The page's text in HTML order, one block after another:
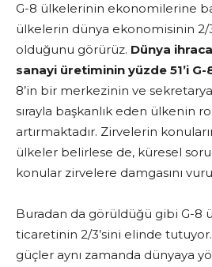
G-8 ülkelerinin ekonomilerine
ülkelerin dünya ekonomisinin 2/
olduğunu görürüz. Dünya
sanayi üretiminin yüzde 51’i
8’in bir merkezinin ve
sırayla başkanlık eden ülkenin
artırmaktadır. Zirvelerin
ülkeler belirlese de, küresel
konular zirvelere damgasını
Buradan da görüldüğü gibi G-8
ticaretinin 2/3’sini elinde
güçler aynı zamanda dünyaya